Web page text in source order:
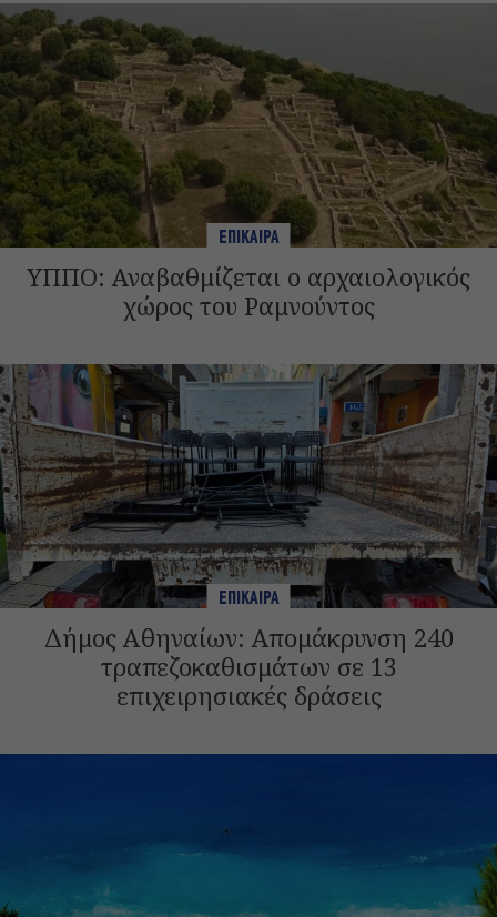
ΕΠΙΚΑΙΡΑ
ΥΠΠΟ: Αναβαθμίζεται ο αρχαιολογικός
χώρος του Ραμνούντος
ΕΠΙΚΑΙΡΑ
Δήμος Αθηναίων: Απομάκρυνση 240
τραπεζοκαθισμάτων σε 13
επιχειρησιακές δράσεις